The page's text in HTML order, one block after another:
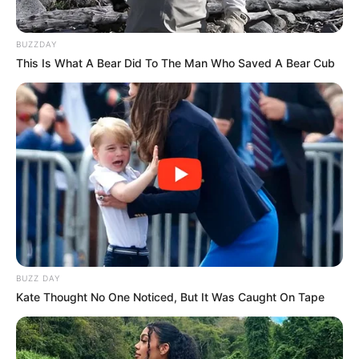
(foto: instagram/yu_star01)
Biodata & Profil
Nama Lengkap: Jeon Yoo Jin
Nama panggung: Jeon Saetbyeol
Nama Panggilan: Bboongbboong-E, bread addict, bomb
Posisi: Lead vocalist
Tempat, tanggal lahir: Gyeonggi, 27 Februari 2001
Ulang Tahun: 27 Februari
BUZZDAY
This Is What A Bear Did To The Man Who Saved A Bear Cub
BUZZ DAY
Kate Thought No One Noticed, But It Was Caught On Tape